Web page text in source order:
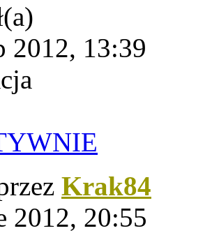
2012, 13:39
Krak84
2012, 20:55